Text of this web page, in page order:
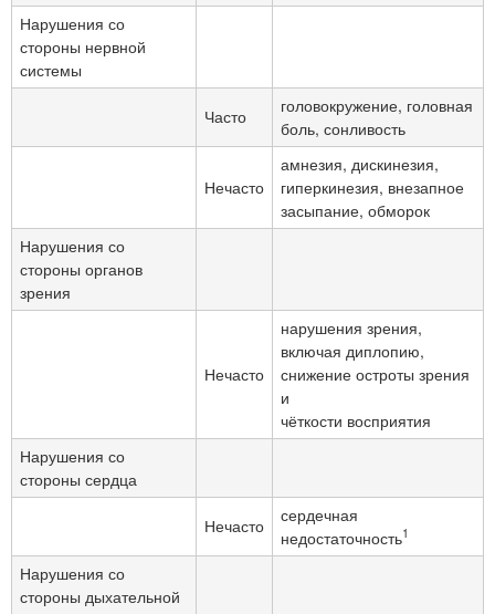
Нарушения со
стороны нервной
системы
Часто
головокружение, головная
боль, сонливость
Нечасто
амнезия, дискинезия,
гиперкинезия, внезапное
засыпание, обморок
Нарушения со
стороны органов
зрения
Нечасто
нарушения зрения,
включая диплопию,
снижение остроты зрения
и
чёткости восприятия
Нарушения со
стороны сердца
Нечасто
сердечная
недостаточность1
Нарушения со
стороны дыхательной